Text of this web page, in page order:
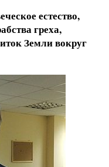
естество,
греха,
Земли вокруг